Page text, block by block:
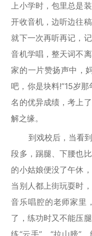
上小学时，包里总是
开收音机，边听边往
就下一次再听再记，
音机学唱，整天词不
家的一片赞扬声中，
吧，你是块料!”15岁
名的优异成绩，考上
解之缘。
到戏校后，当看
段多，踢腿、下腰也
的小姑娘便没了午休
当别人都上街玩耍时
音乐唱腔的老师家里
了，练功时又不能压